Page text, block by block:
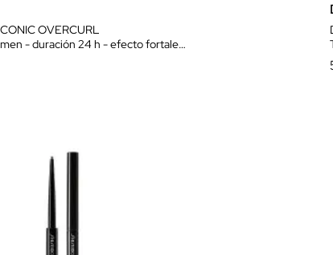
OVERCURL
- duración 24 h - efecto fortalecedor